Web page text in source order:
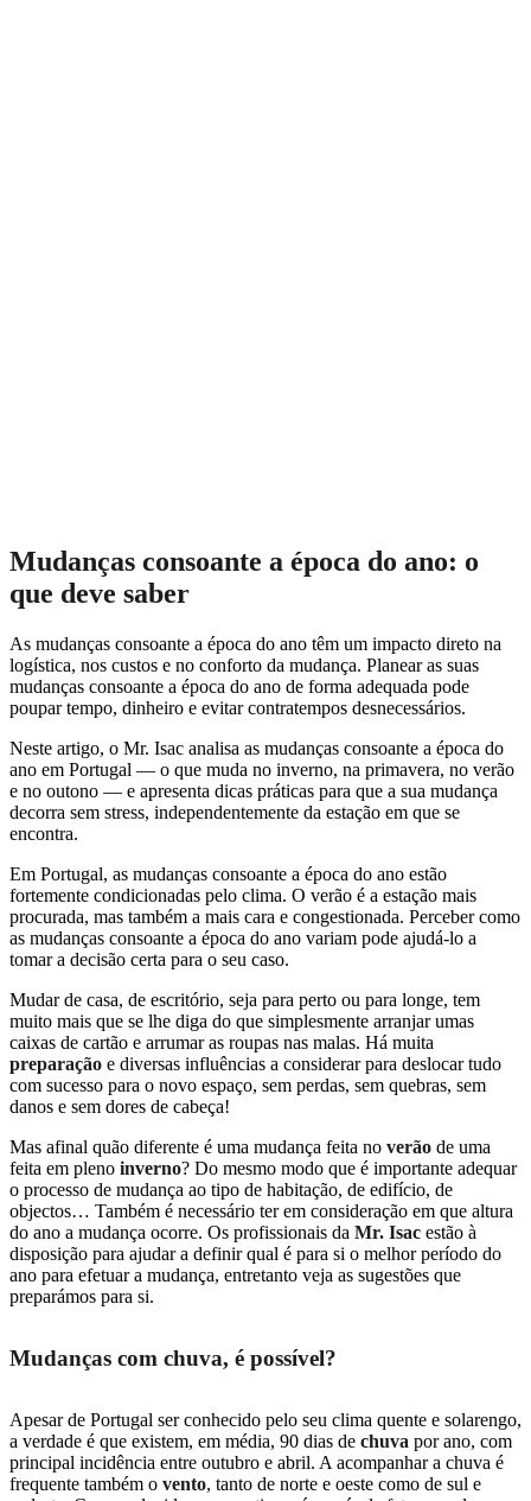
Mudanças consoante a época do ano: o
que deve saber
As mudanças consoante a época do ano têm um impacto direto na
logística, nos custos e no conforto da mudança. Planear as suas
mudanças consoante a época do ano de forma adequada pode
poupar tempo, dinheiro e evitar contratempos desnecessários.
Neste artigo, o Mr. Isac analisa as mudanças consoante a época do
ano em Portugal — o que muda no inverno, na primavera, no verão
e no outono — e apresenta dicas práticas para que a sua mudança
decorra sem stress, independentemente da estação em que se
encontra.
Em Portugal, as mudanças consoante a época do ano estão
fortemente condicionadas pelo clima. O verão é a estação mais
procurada, mas também a mais cara e congestionada. Perceber como
as mudanças consoante a época do ano variam pode ajudá-lo a
tomar a decisão certa para o seu caso.
Mudar de casa, de escritório, seja para perto ou para longe, tem
muito mais que se lhe diga do que simplesmente arranjar umas
caixas de cartão e arrumar as roupas nas malas. Há muita
preparação e diversas influências a considerar para deslocar tudo
com sucesso para o novo espaço, sem perdas, sem quebras, sem
danos e sem dores de cabeça!
Mas afinal quão diferente é uma mudança feita no verão de uma
feita em pleno inverno? Do mesmo modo que é importante adequar
o processo de mudança ao tipo de habitação, de edifício, de
objectos… Também é necessário ter em consideração em que altura
do ano a mudança ocorre. Os profissionais da Mr. Isac estão à
disposição para ajudar a definir qual é para si o melhor período do
ano para efetuar a mudança, entretanto veja as sugestões que
preparámos para si.
Mudanças com chuva, é possível?
Apesar de Portugal ser conhecido pelo seu clima quente e solarengo,
a verdade é que existem, em média, 90 dias de chuva por ano, com
principal incidência entre outubro e abril. A acompanhar a chuva é
frequente também o vento, tanto de norte e oeste como de sul e